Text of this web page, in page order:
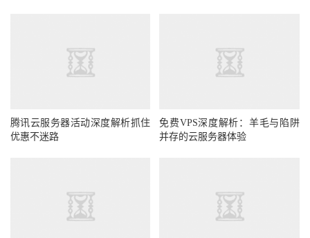
腾讯云服务器活动深度解析抓住
优惠不迷路
免费VPS深度解析：羊毛与陷阱
并存的云服务器体验